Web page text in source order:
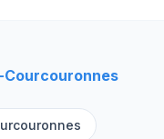
Courcouronnes